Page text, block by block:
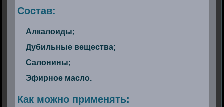
Состав:
Алкалоиды;
Дубильные вещества;
Салонины;
Эфирное масло.
Как можно применять: